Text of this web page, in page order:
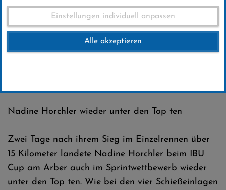
Club-News 13.01.2018
13 .Januar 2018
Nadine Horchler wieder unter den Top ten
Zwei Tage nach ihrem Sieg im Einzelrennen über
15 Kilometer landete Nadine Horchler beim IBU
Cup am Arber auch im Sprintwettbewerb wieder
unter den Top ten. Wie bei den vier Schießeinlagen
Einstellungen individuell anpassen
Alle akzeptieren